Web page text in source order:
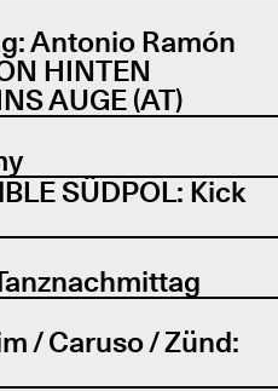
Antonio Ramón
HINTEN
AUGE (AT)
SÜDPOL: Kick
/ Caruso / Zünd: